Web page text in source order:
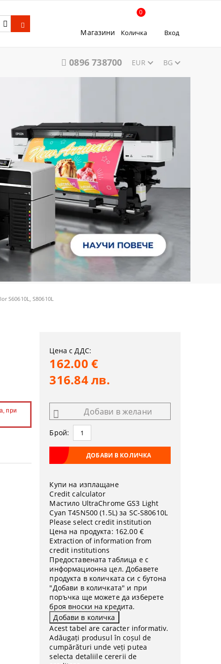
Магазини Количка
0
Вход
0896 738700 EUR BG
S60610L, S80610L
при
Цена с ДДС:
162.00 €
316.84 лв.
Добави в желани
Брой:
Купи на изплащане
Credit calculator
Мастило UltraChrome GS3 Light
Cyan T45N500 (1.5L) за SC-S80610L
Please select credit institution
Цена на продукта: 162.00 €
Extraction of information from
credit institutions
Предоставената таблица е с
информационна цел. Добавете
продукта в количката си с бутона
"Добави в количката" и при
поръчка ще можете да изберете
броя вноски на кредита.
Acest tabel are caracter informativ.
Adăugați produsul în coșul de
cumpărături unde veți putea
selecta detaliile cererii de